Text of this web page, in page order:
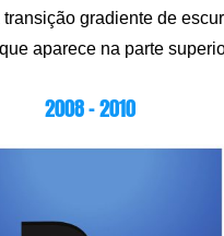
gradiente de
aparece na parte
2008 – 2010